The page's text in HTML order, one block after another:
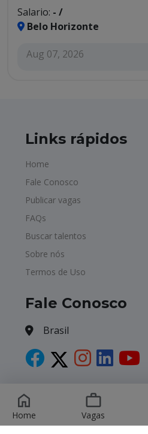
Home Vagas
Salario: - /
Belo Horizonte
Aug 07, 2026
Links rápidos
Home
Fale Conosco
Publicar vagas
FAQs
Buscar talentos
Sobre nós
Termos de Uso
Fale Conosco
Brasil
Copyright © 2026 Havagas. All